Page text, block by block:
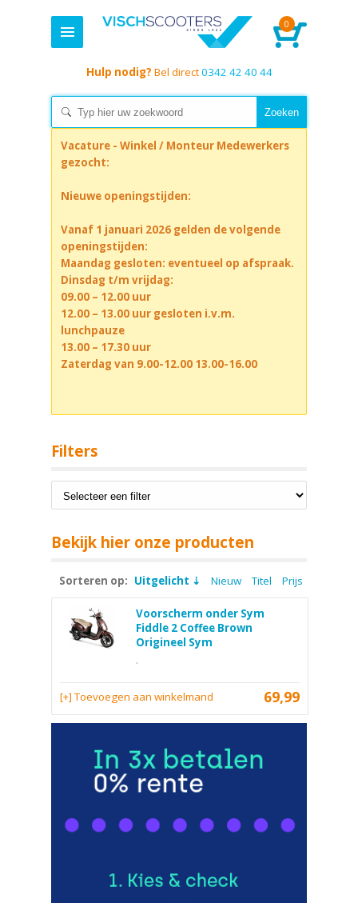
0
Hulp nodig? Bel direct0342 42 40 44
Vacature - Winkel / Monteur Medewerkers
gezocht:
Nieuwe openingstijden:
Vanaf 1 januari 2026 gelden de volgende
openingstijden:
Maandag gesloten: eventueel op afspraak.
Dinsdag t/m vrijdag:
09.00 – 12.00 uur
12.00 – 13.00 uur gesloten i.v.m.
lunchpauze
13.00 – 17.30 uur
Zaterdag van 9.00-12.00 13.00-16.00
Filters
Bekijk hier onze producten
Sorteren op: Uitgelicht Nieuw Titel Prijs
Voorscherm onder Sym
Fiddle 2 Coffee Brown
Origineel Sym
.
69,99
[+] Toevoegen aan winkelmand